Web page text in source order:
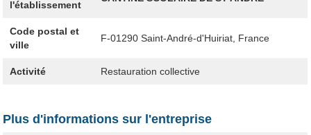
l'établissement
Code postal et
ville
F-01290 Saint-André-d'Huiriat, France
Activité Restauration collective
Plus d'informations sur l'entreprise